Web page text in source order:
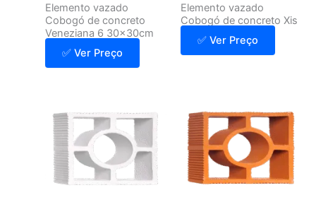
Elemento vazado
Cobogó de concreto
Veneziana 6 30x30cm
✅ Ver Preço
Elemento vazado
Cobogó de concreto Xis
✅ Ver Preço